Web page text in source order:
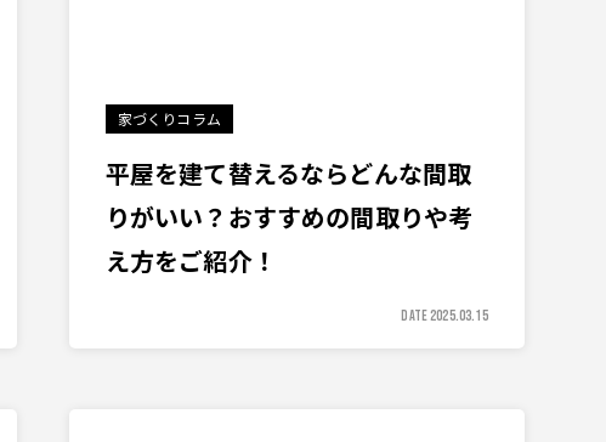
家づくりコラム
平屋を建て替えるならどんな間取
りがいい？おすすめの間取りや考
え方をご紹介！
DATE 2025.03.15